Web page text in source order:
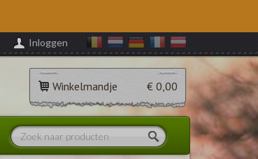
Inloggen
Winkelmandje € 0,00